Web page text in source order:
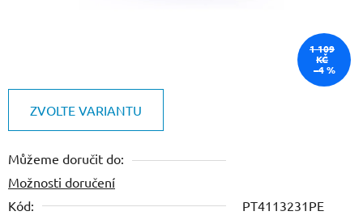
ZVOLTE VARIANTU
Můžeme doručit do:
Možnosti doručení
Kód:
PT4113231PE
1 109
KČ
–4 %